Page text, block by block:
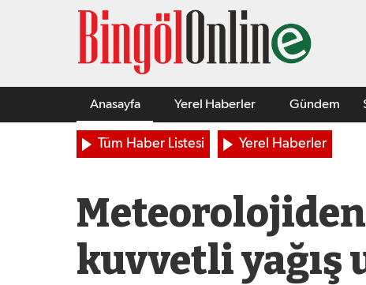
Anasayfa Yerel Haberler Gündem
Tüm Haber Listesi Yerel Haberler
kuvvetli yağış